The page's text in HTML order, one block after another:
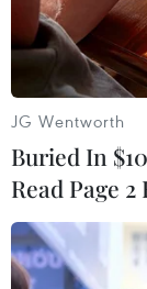
với mức án
người da màu
JG Wentworth
Buried In
Read Page